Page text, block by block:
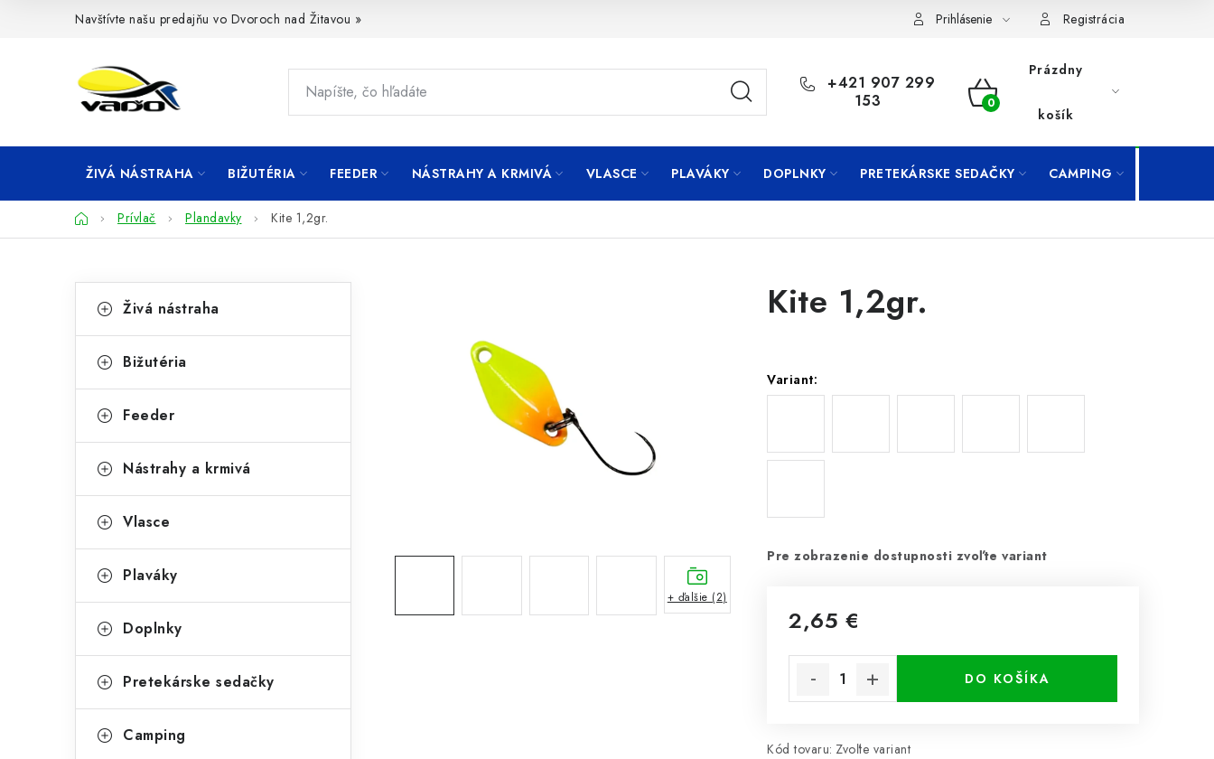
Navštívte našu predajňu vo Dvoroch nad Žitavou » Prihlásenie Registrácia
+421 907 299
153
NÁKUPNÝ
Prázdny
košík
ŽIVÁ NÁSTRAHA BIŽUTÉRIA FEEDER NÁSTRAHY A KRMIVÁ VLASCE PLAVÁKY DOPLNKY PRETEKÁRSKE SEDAČKY CAMPING
DomovPrívlač Plandavky Kite 1,2gr.
o
n
ý
a
n
l
kategórie
a
e
ó
i
Živá nástraha
Bižutéria
Feeder
Nástrahy a krmivá
Vlasce
Plaváky
Doplnky
Pretekárske sedačky
Camping
Kite 1,2gr.
Variant:
Pre zobrazenie dostupnosti zvoľte variant
2,65 €
DO KOŠÍKA
Kód tovaru: Zvoľte variant
+ ďalšie (2)